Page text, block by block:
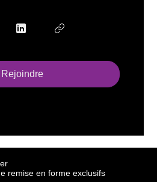
Rejoindre
remise en forme exclusifs